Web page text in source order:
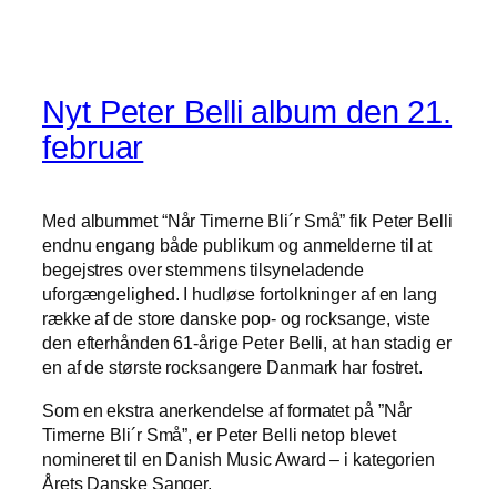
Nyt Peter Belli album den 21.
februar
Med albummet “Når Timerne Bli´r Små” fik Peter Belli
endnu engang både publikum og anmelderne til at
begejstres over stemmens tilsyneladende
uforgængelighed. I hudløse fortolkninger af en lang
række af de store danske pop- og rocksange, viste
den efterhånden 61-årige Peter Belli, at han stadig er
en af de største rocksangere Danmark har fostret.
Som en ekstra anerkendelse af formatet på ”Når
Timerne Bli´r Små”, er Peter Belli netop blevet
nomineret til en Danish Music Award – i kategorien
Årets Danske Sanger.